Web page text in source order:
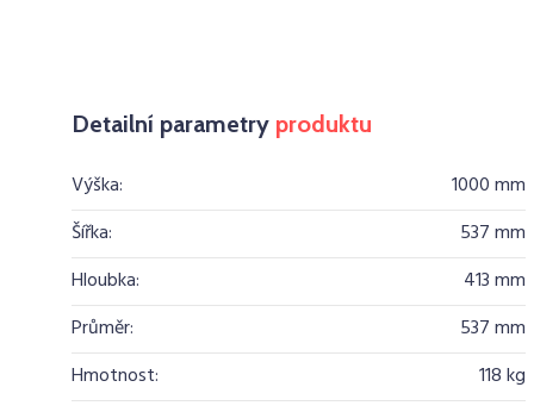
Detailní parametry produktu
Výška:
1000 mm
Šířka:
537 mm
Hloubka:
413 mm
Průměr:
537 mm
Hmotnost:
118 kg